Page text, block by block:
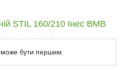
STIL 160/210 Інес ВМВ
може бути першим.